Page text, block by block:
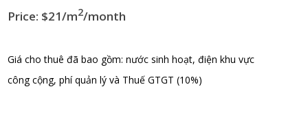
Price: $21/m2/month
Giá cho thuê đã bao gồm: nước sinh hoạt, điện khu vực
công cộng, phí quản lý và Thuế GTGT (10%)